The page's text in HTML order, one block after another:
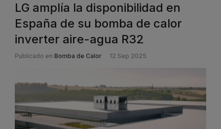
LG amplía la disponibilidad en
España de su bomba de calor
inverter aire-agua R32
Publicado en Bomba de Calor 12 Sep 2025